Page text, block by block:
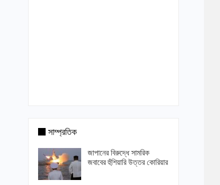
সাম্প্রতিক
জাপানের বিরুদ্ধে সামরিক
জবাবের হুঁশিয়ারি উত্তর কোরিয়ার